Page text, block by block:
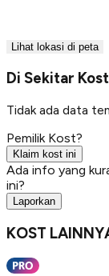
Lihat lokasi di peta
Di Sekitar
Tidak ada data
Pemilik Kost?
Klaim kost ini
Ada info yang
ini?
Laporkan
KOST